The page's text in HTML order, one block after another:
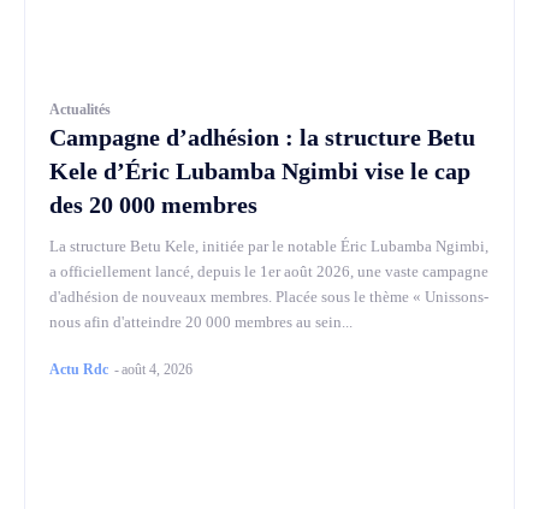
Actualités
Campagne d’adhésion : la structure Betu
Kele d’Éric Lubamba Ngimbi vise le cap
des 20 000 membres
La structure Betu Kele, initiée par le notable Éric Lubamba Ngimbi,
a officiellement lancé, depuis le 1er août 2026, une vaste campagne
d'adhésion de nouveaux membres. Placée sous le thème « Unissons-
nous afin d'atteindre 20 000 membres au sein...
Actu Rdc -août 4, 2026